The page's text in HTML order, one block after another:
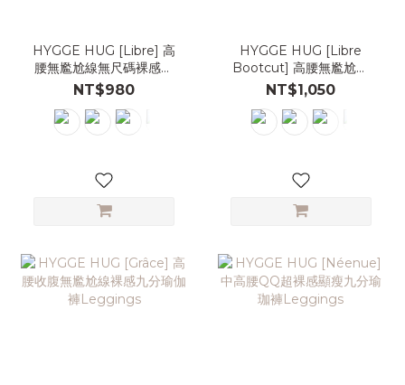
HYGGE HUG [Libre] 高
腰無尷尬線無尺碼裸感九
分瑜珈褲Leggings
NT$980
HYGGE HUG [Libre
Bootcut] 高腰無尷尬線
無尺碼裸感九分喇叭瑜珈
褲Leggings
NT$1,050